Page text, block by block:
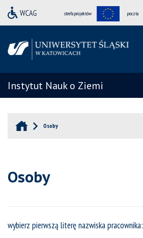
strefa projektów poczta
Instytut Nauk o Ziemi
Osoby
Osoby
wybierz pierwszą literę nazwiska pracownika: